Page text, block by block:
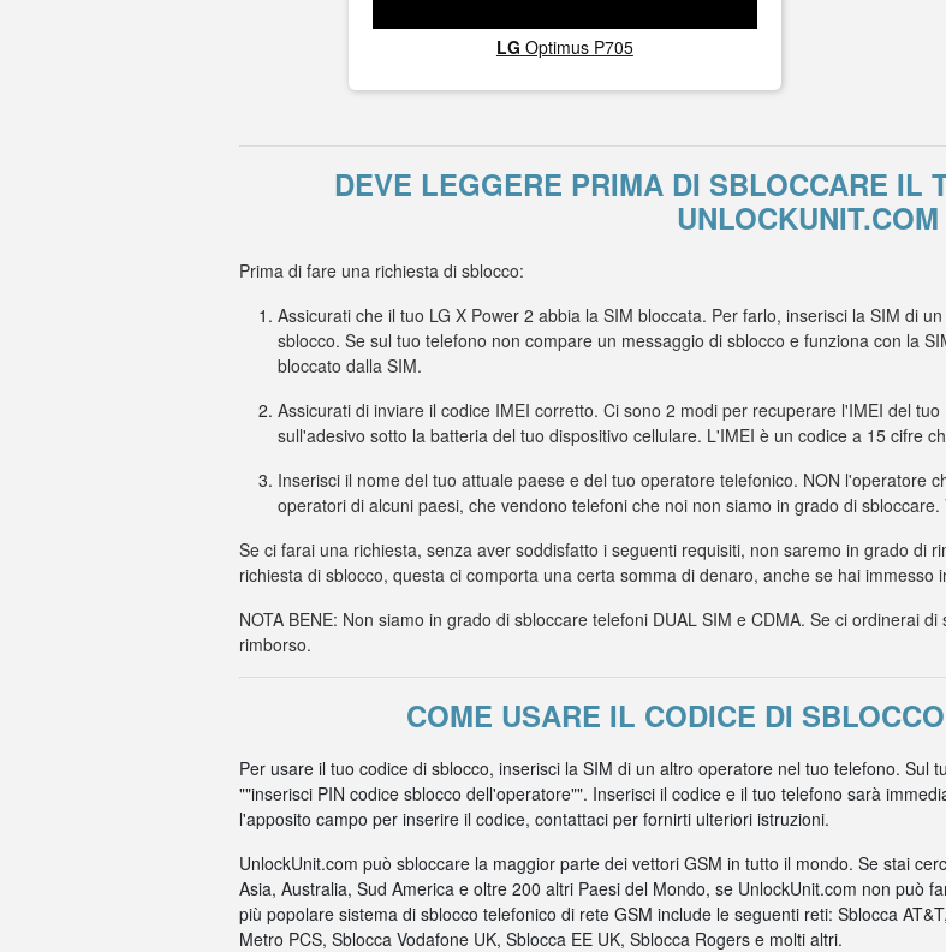
LG Optimus P705
DEVE LEGGERE PRIMA DI SBLOCCARE IL
UNLOCKUNIT.COM
Prima di fare una richiesta di sblocco:
Assicurati che il tuo LG X Power 2 abbia la SIM bloccata. Per farlo, inserisci la SIM di
sblocco. Se sul tuo telefono non compare un messaggio di sblocco e funziona con la
bloccato dalla SIM.
Assicurati di inviare il codice IMEI corretto. Ci sono 2 modi per recuperare l'IMEI del
sull'adesivo sotto la batteria del tuo dispositivo cellulare. L'IMEI è un codice a 15 cifre
Inserisci il nome del tuo attuale paese e del tuo operatore telefonico. NON l'operatore
operatori di alcuni paesi, che vendono telefoni che noi non siamo in grado di sbloccare.
Se ci farai una richiesta, senza aver soddisfatto i seguenti requisiti, non saremo in grado di
richiesta di sblocco, questa ci comporta una certa somma di denaro, anche se hai
NOTA BENE: Non siamo in grado di sbloccare telefoni DUAL SIM e CDMA. Se ci ordinerai
rimborso.
COME USARE IL CODICE DI
Per usare il tuo codice di sblocco, inserisci la SIM di un altro operatore nel tuo telefono. Sul
""inserisci PIN codice sblocco dell'operatore"". Inserisci il codice e il tuo telefono sarà
l'apposito campo per inserire il codice, contattaci per fornirti ulteriori istruzioni.
UnlockUnit.com può sbloccare la maggior parte dei vettori GSM in tutto il mondo. Se stai
Asia, Australia, Sud America e oltre 200 altri Paesi del Mondo, se UnlockUnit.com non può
più popolare sistema di sblocco telefonico di rete GSM include le seguenti reti: Sblocca
Metro PCS, Sblocca Vodafone UK, Sblocca EE UK, Sblocca Rogers e molti altri.